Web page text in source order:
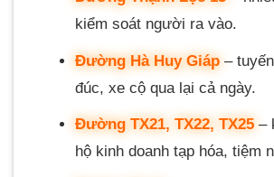
kiểm soát người ra vào.
Đường Hà Huy Giáp–
đúc, xe cộ qua lại cả ngày.
Đường TX21, TX22, TX25–
hộ kinh doanh tạp hóa, tiệm